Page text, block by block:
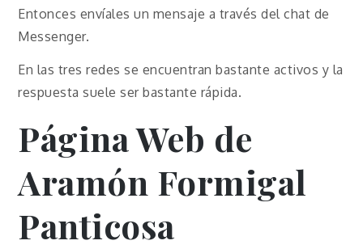
Entonces envíales un mensaje a través del chat de
Messenger.
En las tres redes se encuentran bastante activos y la
respuesta suele ser bastante rápida.
Página Web de
Aramón Formigal
Panticosa